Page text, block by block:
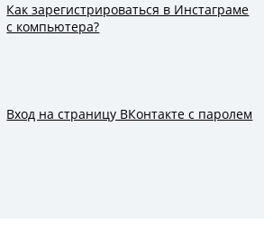
Как зарегистрироваться в Инстаграме
с компьютера?
Вход на страницу ВКонтакте с паролем